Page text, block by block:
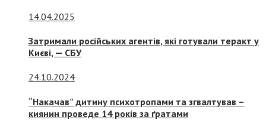
14.04.2025
Затримали російських агентів, які готували теракт у
Києві, — СБУ
24.10.2024
“Накачав” дитину психотропами та згвалтував –
киянин проведе 14 років за ґратами